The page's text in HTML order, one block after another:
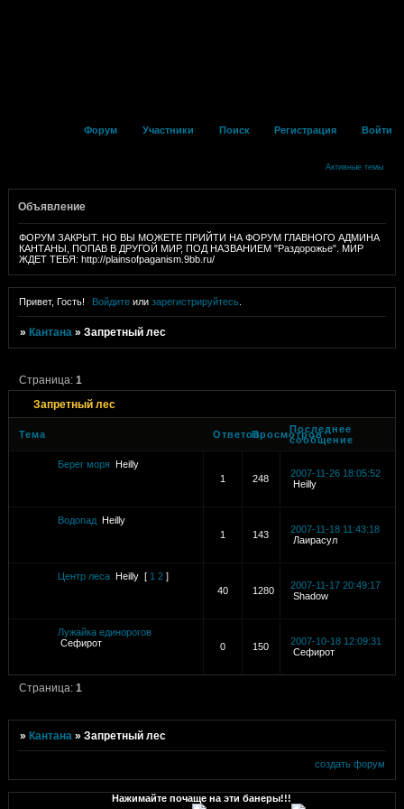
Форум Участники Поиск Регистрация Войти
Активные темы
Объявление
ФОРУМ ЗАКРЫТ. НО ВЫ МОЖЕТЕ ПРИЙТИ НА ФОРУМ ГЛАВНОГО АДМИНА
КАНТАНЫ, ПОПАВ В ДРУГОЙ МИР, ПОД НАЗВАНИЕМ "Раздорожье". МИР
ЖДЕТ ТЕБЯ: http://plainsofpaganism.9bb.ru/
Привет, Гость! Войдите илизарегистрируйтесь
» Кантана »Запретный лес
Запретный лес
Страница:1
Тема ОтветовПросмотровПоследнее
сообщение
Берег моря
Heilly
1
248
2007-11-26 18:05:52
Heilly
Водопад
Heilly
1
143
2007-11-18 11:43:18
Лаирасул
Центр леса Heilly [ 1 2 ]
40
1280
2007-11-17 20:49:17
Shadow
Лужайка единорогов
Сефирот
0 150
2007-10-18 12:09:31
Сефирот
Страница:1
»Кантана »Запретный лес
создать форум
Нажимайте почаще на эти банеры!!!